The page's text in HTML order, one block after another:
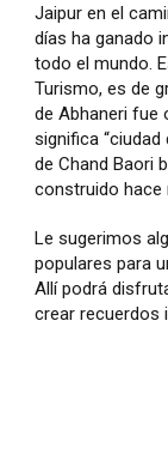
Jaipur en el
días ha ganado
todo el mundo.
Turismo, es de
de Abhaneri fue
significa “ciudad
de Chand Baori
construido hace
Le sugerimos
populares para
Allí podrá
crear recuerdos